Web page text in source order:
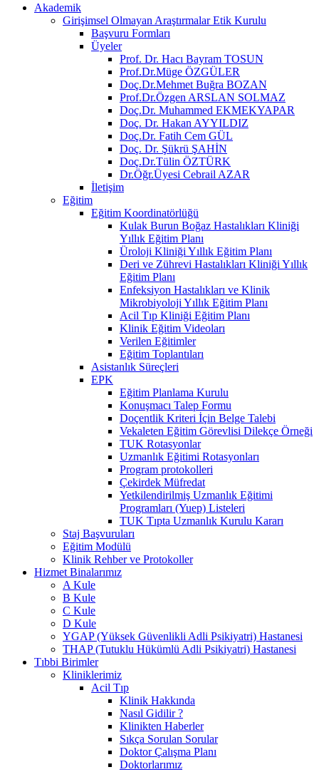
Akademik
Girişimsel Olmayan Araştırmalar Etik Kurulu
Başvuru Formları
Üyeler
Prof. Dr. Hacı Bayram TOSUN
Prof.Dr.Müge ÖZGÜLER
Doç.Dr.Mehmet Buğra BOZAN
Prof.Dr.Özgen ARSLAN SOLMAZ
Doç.Dr. Muhammed EKMEKYAPAR
Doç. Dr. Hakan AYYILDIZ
Doç.Dr. Fatih Cem GÜL
Doç. Dr. Şükrü ŞAHİN
Doç.Dr.Tülin ÖZTÜRK
Dr.Öğr.Üyesi Cebrail AZAR
İletişim
Eğitim
Eğitim Koordinatörlüğü
Kulak Burun Boğaz Hastalıkları Kliniği
Yıllık Eğitim Planı
Üroloji Kliniği Yıllık Eğitim Planı
Deri ve Zührevi Hastalıkları Kliniği Yıllık
Eğitim Planı
Enfeksiyon Hastalıkları ve Klinik
Mikrobiyoloji Yıllık Eğitim Planı
Acil Tıp Kliniği Eğitim Planı
Klinik Eğitim Videoları
Verilen Eğitimler
Eğitim Toplantıları
Asistanlık Süreçleri
EPK
Eğitim Planlama Kurulu
Konuşmacı Talep Formu
Doçentlik Kriteri İçin Belge Talebi
Vekaleten Eğitim Görevlisi Dilekçe Örneği
TUK Rotasyonlar
Uzmanlık Eğitimi Rotasyonları
Program protokolleri
Çekirdek Müfredat
Yetkilendirilmiş Uzmanlık Eğitimi
Programları (Yuep) Listeleri
TUK Tıpta Uzmanlık Kurulu Kararı
Staj Başvuruları
Eğitim Modülü
Klinik Rehber ve Protokoller
Hizmet Binalarımız
A Kule
B Kule
C Kule
D Kule
YGAP (Yüksek Güvenlikli Adli Psikiyatri) Hastanesi
THAP (Tutuklu Hükümlü Adli Psikiyatri) Hastanesi
Tıbbi Birimler
Kliniklerimiz
Acil Tıp
Klinik Hakkında
Nasıl Gidilir ?
Klinikten Haberler
Sıkça Sorulan Sorular
Doktor Çalışma Planı
Doktorlarımız